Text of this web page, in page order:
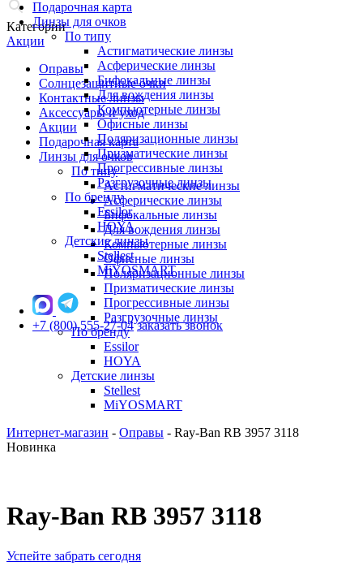
Категории
Акции
Оправы
Солнцезащитные очки
Контактные линзы
Аксессуары и уход
Акции
Подарочная карта
Линзы для очков
По типу
Астигматические линзы
Асферические линзы
Бифокальные линзы
Для вождения линзы
Компьютерные линзы
Офисные линзы
Поляризационные линзы
Призматические линзы
Прогрессивные линзы
Разгрузочные линзы
По бренду
Essilor
HOYA
Детские линзы
Stellest
MiYOSMART
Подарочная карта
Линзы для очков
По типу
Астигматические линзы
Асферические линзы
Бифокальные линзы
Для вождения линзы
Компьютерные линзы
Офисные линзы
Поляризационные линзы
Призматические линзы
Прогрессивные линзы
Разгрузочные линзы
По бренду
Essilor
HOYA
Детские линзы
Stellest
MiYOSMART
+7 (800) 555-27-04 заказать звонок
Интернет-магазин - Оправы - Ray-Ban RB 3957 3118
Новинка
Ray-Ban RB 3957 3118
Успейте забрать сегодня